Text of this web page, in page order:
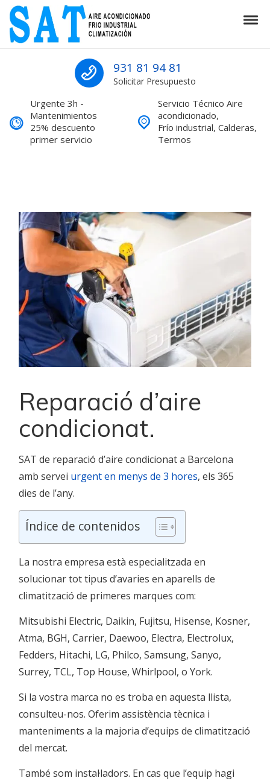
Skip to navigation
Skip to content
SAT Aire acondicionado Barcelona
SAT Aire acondicionado Barcelona Servicio Técnico
931 81 94 81
Solicitar Presupuesto
Urgente 3h -
Mantenimientos
25% descuento
primer servicio
Servicio Técnico Aire
acondicionado,
Frío industrial, Calderas,
Termos
Reparació d’aire
condicionat.
SAT de reparació d’aire condicionat a Barcelona
amb servei urgent en menys de 3 hores, els 365
dies de l’any.
Índice de contenidos
La nostra empresa està especialitzada en
solucionar tot tipus d’avaries en aparells de
climatització de primeres marques com:
Mitsubishi Electric, Daikin, Fujitsu, Hisense, Kosner,
Atma, BGH, Carrier, Daewoo, Electra, Electrolux,
Fedders, Hitachi, LG, Philco, Samsung, Sanyo,
Surrey, TCL, Top House, Whirlpool, o York.
Si la vostra marca no es troba en aquesta llista,
consulteu-nos. Oferim assistència tècnica i
manteniments a la majoria d’equips de climatització
del mercat.
També som instal·ladors. En cas que l’equip hagi